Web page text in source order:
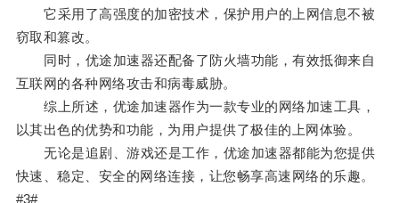
它采用了高强度的加密技术，保护用户的上网信息不被
窃取和篡改。
同时，优途加速器还配备了防火墙功能，有效抵御来自
互联网的各种网络攻击和病毒威胁。
综上所述，优途加速器作为一款专业的网络加速工具，
以其出色的优势和功能，为用户提供了极佳的上网体验。
无论是追剧、游戏还是工作，优途加速器都能为您提供
快速、稳定、安全的网络连接，让您畅享高速网络的乐趣。
#3#